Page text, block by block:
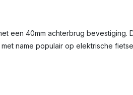
een 40mm achterbrug bevestiging.
name populair op elektrische